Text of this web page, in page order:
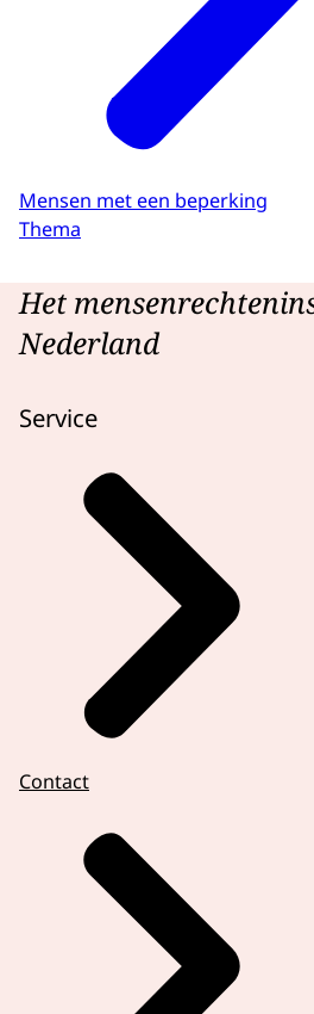
Mensen met een beperking
Thema
Het
Nederland
Service
Contact